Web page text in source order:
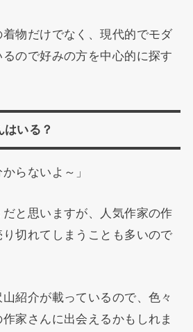
物だけでなく、現代的でモダ
ので好みの方を中心的に探す
いる？
らないよ～」
と思いますが、人気作家の作
切れてしまうことも多いので
紹介が載っているので、色々
家さんに出会えるかもしれま